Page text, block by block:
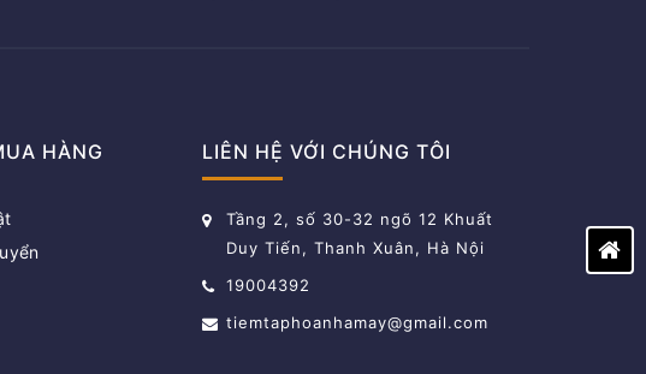
HÀNG LIÊN HỆ VỚI CHÚNG TÔI
Tầng 2, số 30-32 ngõ 12 Khuất
Duy Tiến, Thanh Xuân, Hà Nội
19004392
tiemtaphoanhamay@gmail.com